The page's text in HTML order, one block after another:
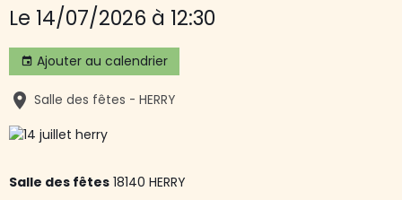
Le 14/07/2026 à 12:30
Ajouter au calendrier
Salle des fêtes - HERRY
Salle des fêtes 18140 HERRY